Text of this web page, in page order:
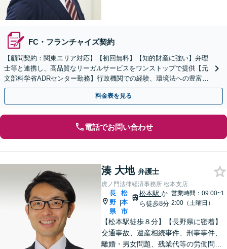
FC・フランチャイズ契約
【顧問契約：関東エリア対応】【初回無料】【知的財産に強い】弁理
士等と連携し、高品質なリーガルサービスをワンストップで提供【元
文部科学省ADRセンター勤務】行政機関での経験、環境法への豊富な
知識を活かし、事業者さまの抱える問題を解決へ導きます
料金表を見る
電話でお問い合わせ
湊 大地 弁護士
虎ノ門法律経済事務所 松本支店
長
野
県
|
松
本
市
松本駅 か
ら徒歩8分
営業時間：09:00~1
2:00（土曜日）
【松本駅徒歩８分】【長野県に密着】
交通事故、遺産相続事件、刑事事件、
離婚・男女問題、残業代等の労働問題